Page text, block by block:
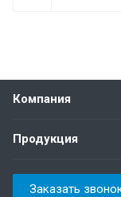
Компания
Продукция
Заказать